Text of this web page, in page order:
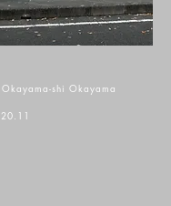
shi Okayama